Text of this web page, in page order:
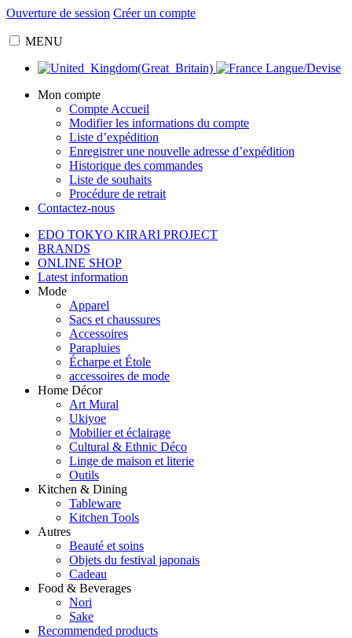
Ouverture de session Créer un compte
MENU
Langue/Devise
Mon compte
Compte Accueil
Modifier les informations du compte
Liste d’expédition
Enregistrer une nouvelle adresse d’expédition
Historique des commandes
Liste de souhaits
Procédure de retrait
Contactez-nous
EDO TOKYO KIRARI PROJECT
BRANDS
ONLINE SHOP
Latest information
Mode
Apparel
Sacs et chaussures
Accessoires
Parapluies
Écharpe et Étole
accessoires de mode
Home Décor
Art Mural
Ukiyoe
Mobilier et éclairage
Cultural & Ethnic Déco
Linge de maison et literie
Outils
Kitchen & Dining
Tableware
Kitchen Tools
Autres
Beauté et soins
Objets du festival japonais
Cadeau
Food & Beverages
Nori
Sake
Recommended products